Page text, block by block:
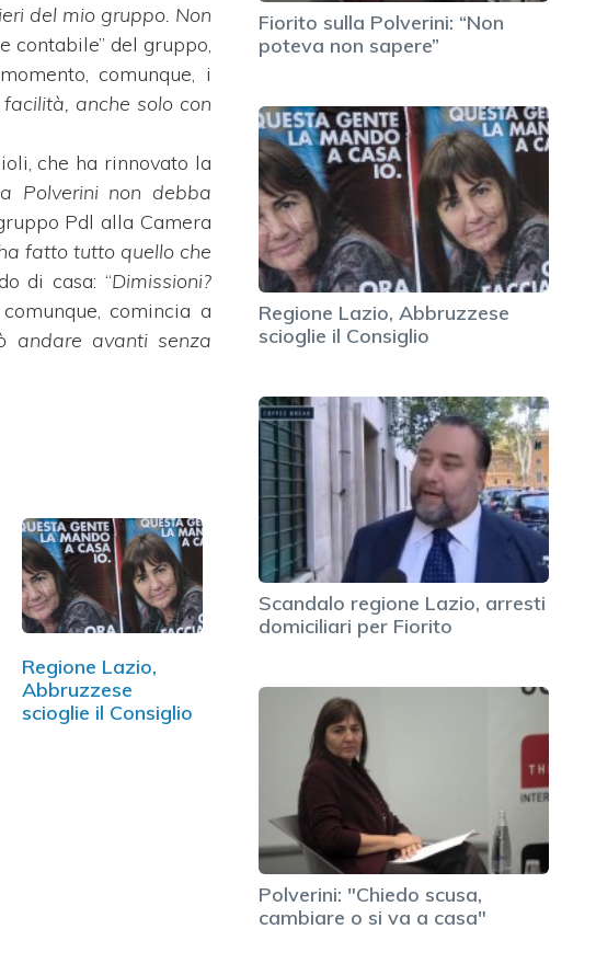
del mio gruppo. Non
contabile” del gruppo,
comunque, i
anche solo con
che ha rinnovato la
Polverini non debba
Pdl alla Camera
fatto tutto quello che
di casa: “Dimissioni?
comincia a
andare avanti senza
Regione Lazio,
Abbruzzese
scioglie il Consiglio
Fiorito sulla Polverini: “Non
poteva non sapere”
Regione Lazio, Abbruzzese
scioglie il Consiglio
Scandalo regione Lazio, arresti
domiciliari per Fiorito
Polverini: "Chiedo scusa,
cambiare o si va a casa"